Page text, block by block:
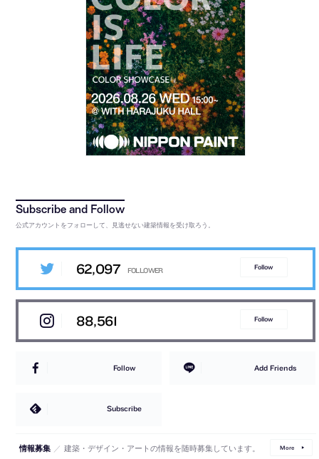
公式アカウントをフォローして、見逃せない建築情報を受け取ろう。
62,097 Follow
88,561 Follow
Follow Add Friends
Subscribe
情報募集 ／ 建築・デザイン・アートの情報を随時募集しています。 More